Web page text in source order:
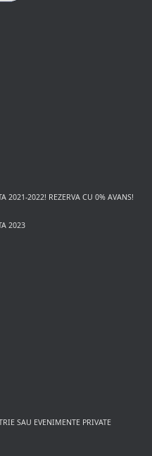
2021-2022! REZERVA CU 0% AVANS!
2023
SAU EVENIMENTE PRIVATE